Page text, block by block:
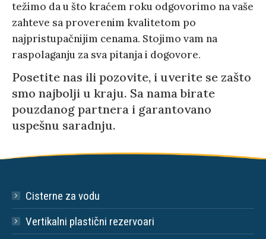
težimo da u što kraćem roku odgovorimo na vaše
zahteve sa proverenim kvalitetom po
najpristupačnijim cenama. Stojimo vam na
raspolaganju za sva pitanja i dogovore.
Posetite nas ili pozovite, i uverite se zašto
smo najbolji u kraju. Sa nama birate
pouzdanog partnera i garantovano
uspešnu saradnju.
Cisterne za vodu
Vertikalni plastični rezervoari